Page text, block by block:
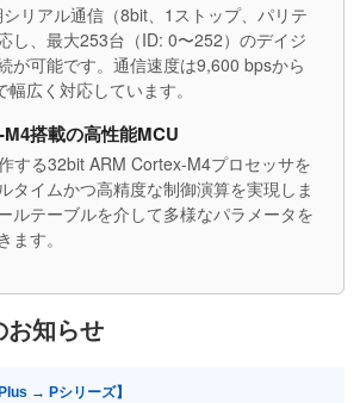
リアル通信（8bit、1ストップ、パリテ
し、最大253台（ID: 0〜252）のデイジ
が可能です。通信速度は9,600 bpsから
広く対応しています。
搭載の高性能MCU
する32bit ARM Cortex-M4プロセッサを
タイムかつ高精度な制御演算を実現しま
ルテーブルを介して多様なパラメータを
ます。
お知らせ
→ Pシリーズ】